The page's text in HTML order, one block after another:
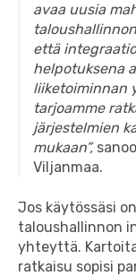
avaa uusia
että
helpotuksena
liiketoiminnan
tarjoamme
järjestelmien
mukaan”,
Viljanmaa.
Jos käytössäsi
taloushallinnon
yhteyttä.
ratkaisu sopisi